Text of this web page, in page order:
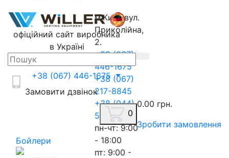
м.Київ, вул.
Приколійна,
2.
+38 (067)
446-1675
+38 (067)
217-8845
+38 (044)
593-3020
пн-чт: 9:00
- 18:00
пт: 9:00 -
офіційний сайт виробника
в Україні
+38 (067) 446-1675
Замовити дзвінок
0
0.00 грн.
Зробити замовлення
Бойлери